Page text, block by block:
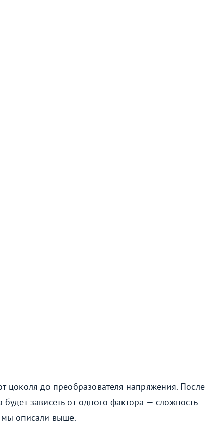
цоколя до преобразователя напряжения. После
зависеть от одного фактора — сложность
описали выше.